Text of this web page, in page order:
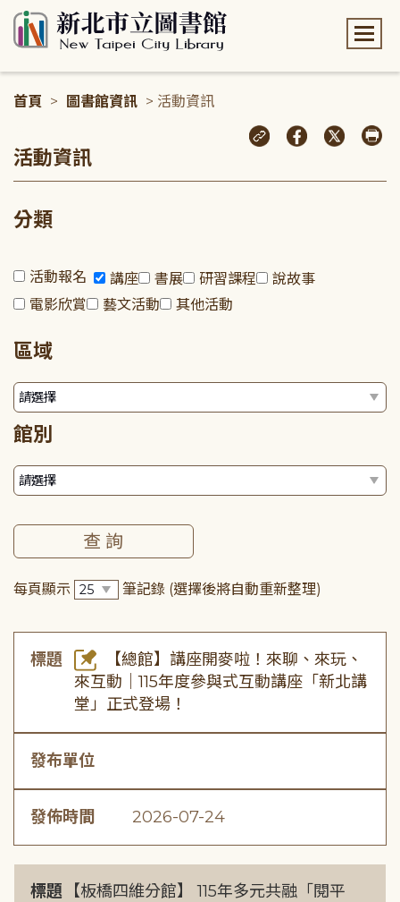
首頁 > 圖書館資訊 > 活動資訊
活動資訊
分類
活動報名 講座 書展 研習課程
說故事
電影欣賞
藝文活動 其他活動
區域
館別
每頁顯示 筆記錄 (選擇後將自動重新整理)
標題
【總館】講座開麥啦！來聊、來玩、
來互動｜115年度參與式互動講座「新北講
堂」正式登場！
發布單位
發佈時間 2026-07-24
標題 【板橋四維分館】 115年多元共融「閱平